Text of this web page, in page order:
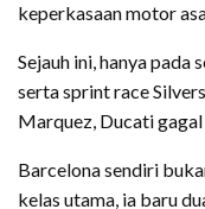
keperkasaan motor
Sejauh ini, hanya pada
serta sprint race
Marquez, Ducati
Barcelona sendiri
kelas utama, ia baru